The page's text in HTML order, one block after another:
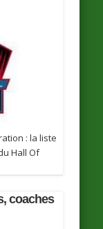
: la liste
Hall Of
coaches